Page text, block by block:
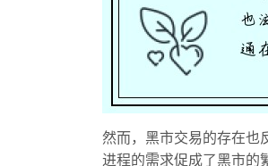
然而，黑市交易的存在也
进程的需求促成了黑市的